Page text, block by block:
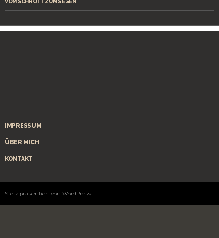
VOM SCHROTT ZUM SEGEN
IMPRESSUM
ÜBER MICH
KONTAKT
Stolz präsentiert von WordPress